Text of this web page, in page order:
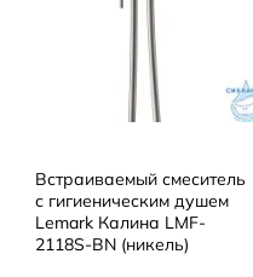
Встраиваемый смеситель
с гигиеническим душем
Lemark Калина LMF-
2118S-BN (никель)